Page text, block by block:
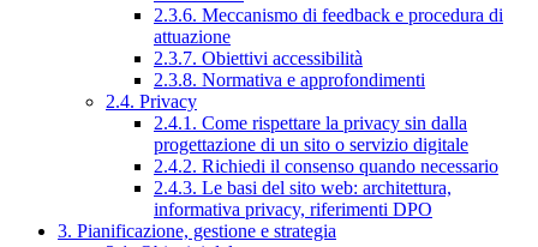
2.3.6. Meccanismo di feedback e procedura di
attuazione
2.3.7. Obiettivi accessibilità
2.3.8. Normativa e approfondimenti
2.4. Privacy
2.4.1. Come rispettare la privacy sin dalla
progettazione di un sito o servizio digitale
2.4.2. Richiedi il consenso quando necessario
2.4.3. Le basi del sito web: architettura,
informativa privacy, riferimenti DPO
3. Pianificazione, gestione e strategia